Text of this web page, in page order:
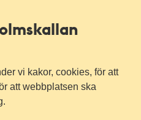
vi kakor, cookies, för att
att webbplatsen ska